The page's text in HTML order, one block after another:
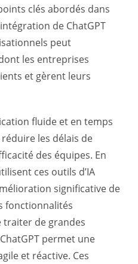
clés abordés dans
de ChatGPT
peut
les entreprises
et gèrent leurs
fluide et en temps
les délais de
des équipes. En
ces outils d’IA
significative de
fonctionnalités
traiter de grandes
permet une
et réactive. Ces